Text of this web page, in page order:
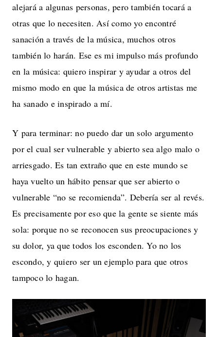
alejará a algunas personas, pero también tocará a
otras que lo necesiten. Así como yo encontré
sanación a través de la música, muchos otros
también lo harán. Ese es mi impulso más profundo
en la música: quiero inspirar y ayudar a otros del
mismo modo en que la música de otros artistas me
ha sanado e inspirado a mí.
Y para terminar: no puedo dar un solo argumento
por el cual ser vulnerable y abierto sea algo malo o
arriesgado. Es tan extraño que en este mundo se
haya vuelto un hábito pensar que ser abierto o
vulnerable “no se recomienda”. Debería ser al revés.
Es precisamente por eso que la gente se siente más
sola: porque no se reconocen sus preocupaciones y
su dolor, ya que todos los esconden. Yo no los
escondo, y quiero ser un ejemplo para que otros
tampoco lo hagan.